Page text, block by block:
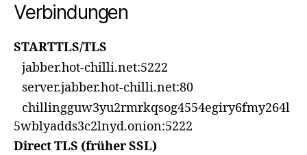
Verbindungen
STARTTLS/TLS
jabber.hot-chilli.net:5222
server.jabber.hot-chilli.net:80
chillingguw3yu2rmrkqsog4554egiry6fmy264l
5wblyadds3c2lnyd.onion:5222
Direct TLS (früher SSL)